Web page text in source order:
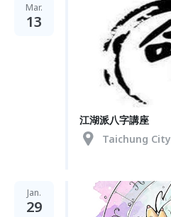
Mar.
13
江湖派八字講座
Taichung City
Jan.
29